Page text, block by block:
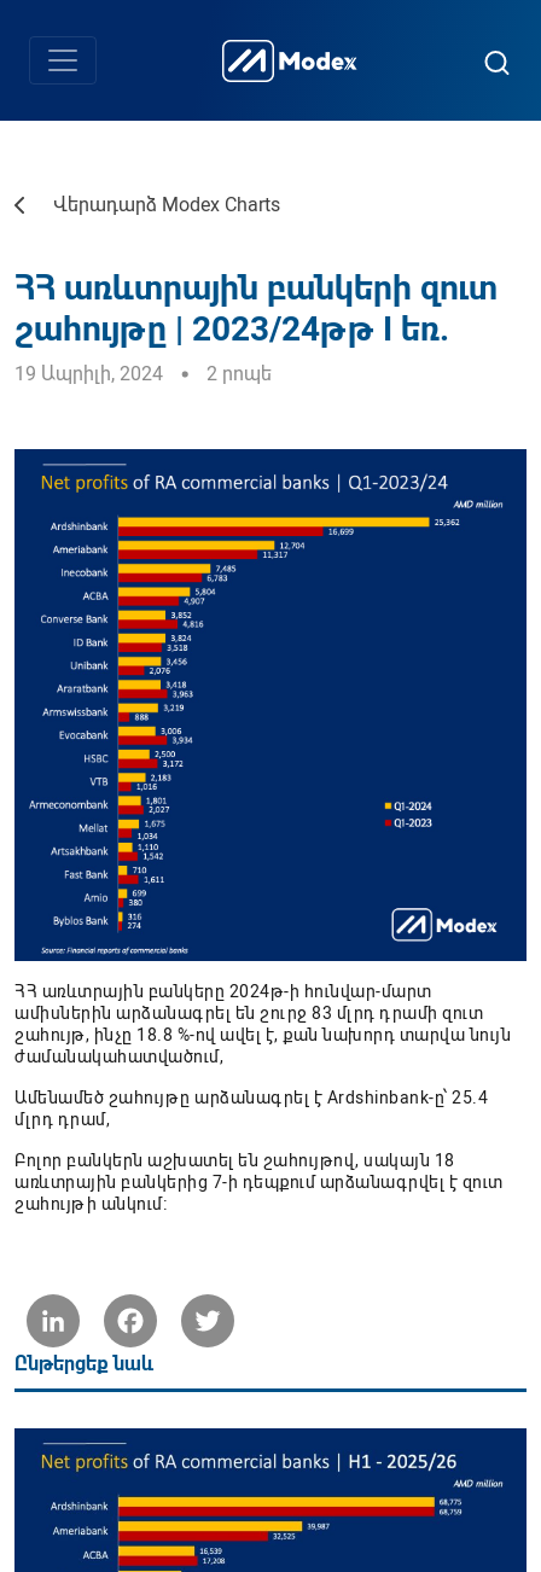
Վերադարձ Modex Charts
ՀՀ առևտրային բանկերի զուտ
շահույթը | 2023/24թթ I եռ.
19 Ապրիլի, 2024 2 րոպե
ՀՀ առևտրային բանկերը 2024թ-ի հունվար-մարտ
ամիսներին արձանագրել են շուրջ 83 մլրդ դրամի զուտ
շահույթ, ինչը 18.8 %-ով ավել է, քան նախորդ տարվա նույն
ժամանակահատվածում,
Ամենամեծ շահույթը արձանագրել է Ardshinbank-ը՝ 25.4
մլրդ դրամ,
Բոլոր բանկերն աշխատել են շահույթով, սակայն 18
առևտրային բանկերից 7-ի դեպքում արձանագրվել է զուտ
շահույթի անկում։
LinkedIn Facebook
Ընթերցեք նաև